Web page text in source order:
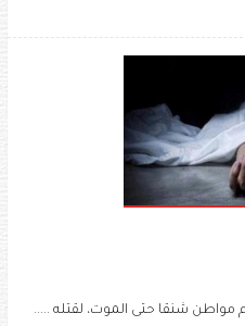
شنقا حتى الموت، لقتله .....